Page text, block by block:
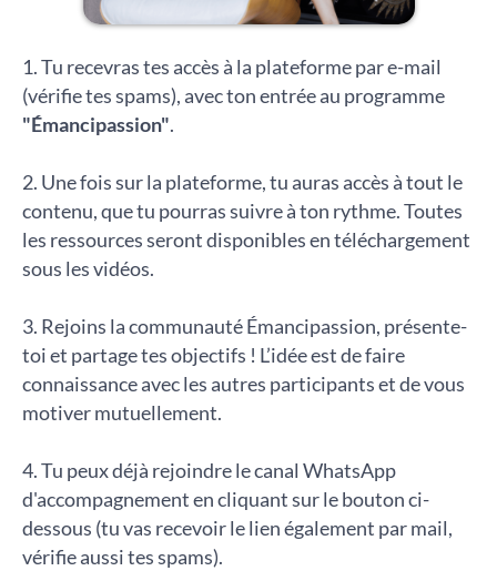
1. Tu recevras tes accès à la plateforme par e-mail
(vérifie tes spams), avec ton entrée au programme
"Émancipassion".
2. Une fois sur la plateforme, tu auras accès à tout le
contenu, que tu pourras suivre à ton rythme. Toutes
les ressources seront disponibles en téléchargement
sous les vidéos.
3. Rejoins la communauté Émancipassion, présente-
toi et partage tes objectifs ! L’idée est de faire
connaissance avec les autres participants et de vous
motiver mutuellement.
4. Tu peux déjà rejoindre le canal WhatsApp
d'accompagnement en cliquant sur le bouton ci-
dessous (tu vas recevoir le lien également par mail,
vérifie aussi tes spams).